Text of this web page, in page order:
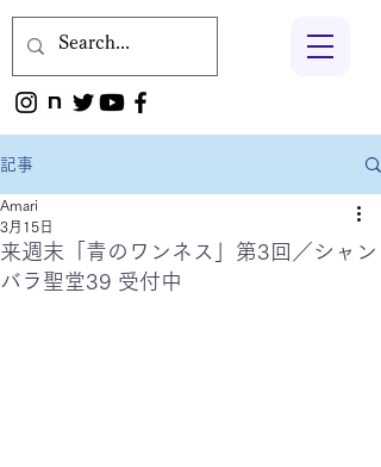
記事
来週末「青のワンネス」第3回／シャン
バラ聖堂39 受付中
Amari
3月15日